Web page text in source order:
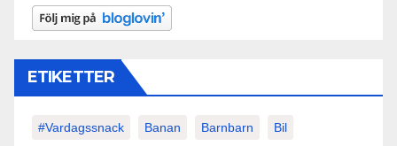
ETIKETTER
#vardagssnack Banan Barnbarn Bil